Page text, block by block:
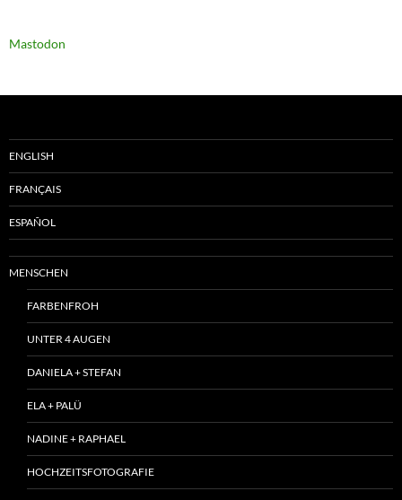
Mastodon
ENGLISH
FRANÇAIS
ESPAÑOL
MENSCHEN
FARBENFROH
UNTER 4 AUGEN
DANIELA + STEFAN
ELA + PALÜ
NADINE + RAPHAEL
HOCHZEITSFOTOGRAFIE